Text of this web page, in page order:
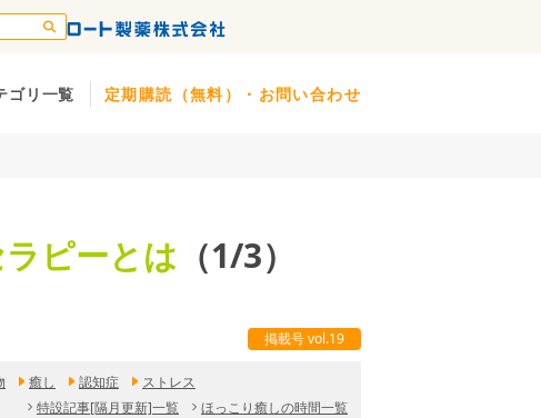
ゴリ一覧 定期購読（無料）・お問い合わせ
ピーとは （1/3）
掲載号 vol.19
癒し 認知症
ストレス
特設記事[隔月更新]一覧
ほっこり癒しの時間一覧